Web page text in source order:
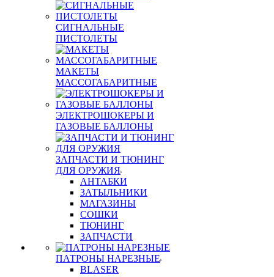
СИГНАЛЬНЫЕ
ПИСТОЛЕТЫ
МАКЕТЫ
МАССОГАБАРИТНЫЕ
ЭЛЕКТРОШОКЕРЫ И
ГАЗОВЫЕ БАЛЛОНЫ
ЗАПЧАСТИ И ТЮНИНГ
ДЛЯ ОРУЖИЯ
АНТАБКИ
ЗАТЫЛЬНИКИ
МАГАЗИНЫ
СОШКИ
ТЮНИНГ
ЗАПЧАСТИ
ПАТРОНЫ НАРЕЗНЫЕ
BLASER